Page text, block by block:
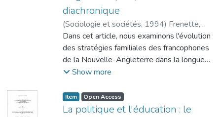
solides et à transformer les migrants en
immigrants.
diachronique
(Sociologie et sociétés, 1994) Frenette,
Yves; Beaudreau, Sylvie
Dans cet article, nous examinons l'évolution
des stratégies familiales des francophones
de la Nouvelle-Angleterre dans la longue
durée. En prenant la communauté de
penchons sur trois périodes : celle de lia
migration de masse, caractérisée par la
Show more
Item type:
Item, Access status:
Open Access
La politique et l'éducation : le